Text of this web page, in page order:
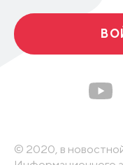
© 2020, в